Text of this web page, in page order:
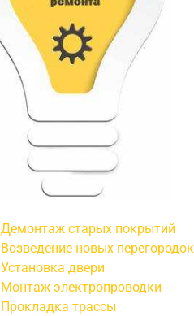
Демонтаж старых покрытий
Возведение новых перегородок
Установка двери
Монтаж электропроводки
Прокладка трассы